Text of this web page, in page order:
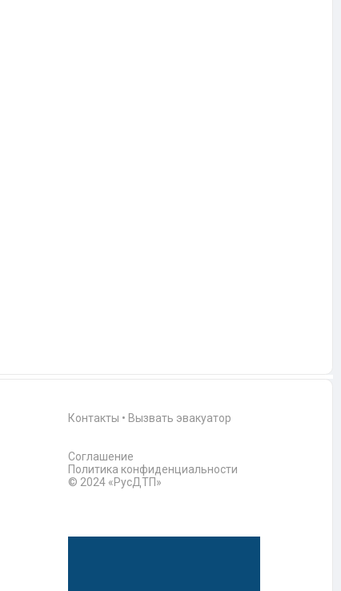
Контакты • Вызвать эвакуатор
Соглашение
Политика конфиденциальности
© 2024 «РусДТП»